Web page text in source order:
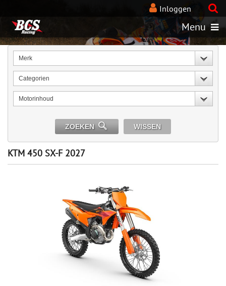
Inloggen
Menu
Merk
Categorien
Motorinhoud
ZOEKEN WISSEN
KTM 450 SX-F 2027